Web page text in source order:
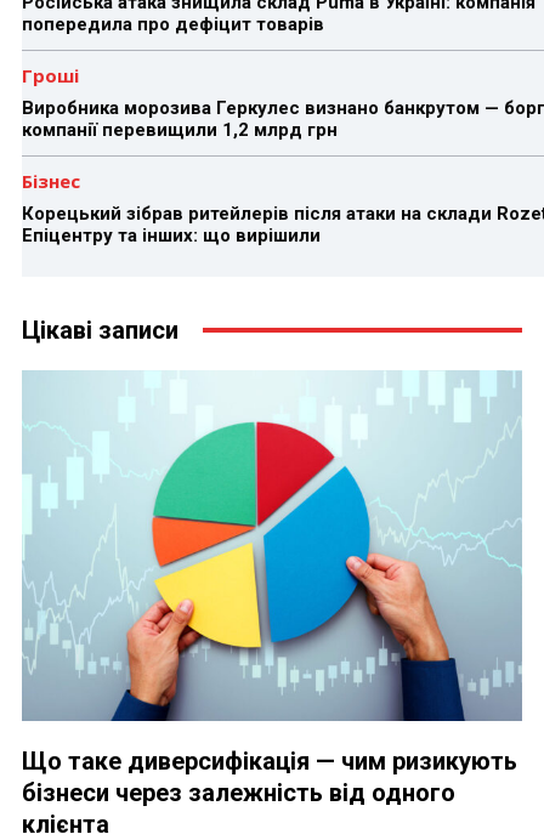
попередила про дефіцит товарів
Гроші
Виробника морозива Геркулес визнано банкрутом —
компанії перевищили 1,2 млрд грн
Бізнес
Корецький зібрав ритейлерів після атаки на склади
Епіцентру та інших: що вирішили
Цікаві записи
Що таке диверсифікація — чим ризикують
бізнеси через залежність від одного
клієнта